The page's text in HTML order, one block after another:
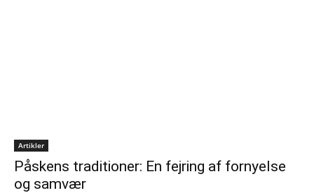
Artikler
Påskens traditioner: En fejring af fornyelse
og samvær